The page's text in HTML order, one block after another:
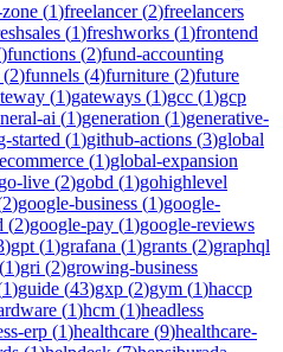
(1)freelancer(2)freelancers
(1)freshworks (1)frontend
)functions (2)fund-accounting
(2)funnels (4)furniture (2)future
(1)gateways (1)gcc (1)gcp
ai (1)generation (1)generative-
started (1)github-actions (3)global
(1)global-expansion
go-live (2)gobd (1)gohighlevel
2)google-business (1)google-
(2)google-pay (1)google-reviews
)gpt (1)grafana (1)grants (2)graphql
(1)gri (2)growing-business
1)guide (43)gxp (2)gym (1)haccp
(1)hcm (1)headless
erp (1)healthcare (9)healthcare-